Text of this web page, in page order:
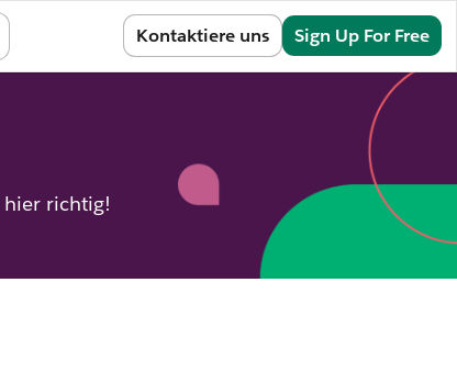
Kontaktiere uns Sign Up For Free
hier richtig!